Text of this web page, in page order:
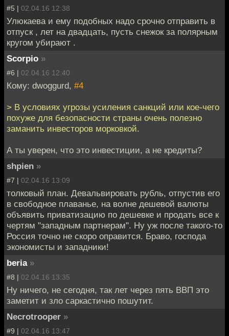
#5 | 02.04.16 12:38
Улюкаева и ему подобных надо срочно отправить в
отпуск , лет на двадцать, пусть снежок за полярным
кругом убирают .
Scorpio »
#6 | 02.04.16 12:40
Кому: dwoggurd, #4
> В условиях угрозы усиления санкций или кое-чего
похуже для безопасности страны очень полезно
заманить инвесторов морковкой.
А ты уверен, что это инвестиции, а не кредиты?
shpien »
#7 | 02.04.16 13:09
толковый план. Девальвировать рубль, отпустив его
в свободное плаванье, на волне дешевой валюты
объявить приватизацию по дешевке и продать все к
чертям "западным партнерам". Ну уж после такого-то
Россия точно не скоро оправится. Браво, господа
экономисты и западники!
beria »
#8 | 02.04.16 13:35
Ну ничего, не сегодня, так лет через пять ВВП это
заметит и зло саркастично пошутит.
Necrotrooper »
#9 | 02.04.16 13:47